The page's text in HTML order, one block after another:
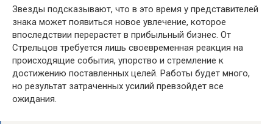
Звезды подсказывают, что в это время у представителей
знака может появиться новое увлечение, которое
впоследствии перерастет в прибыльный бизнес. От
Стрельцов требуется лишь своевременная реакция на
происходящие события, упорство и стремление к
достижению поставленных целей. Работы будет много,
но результат затраченных усилий превзойдет все
ожидания.